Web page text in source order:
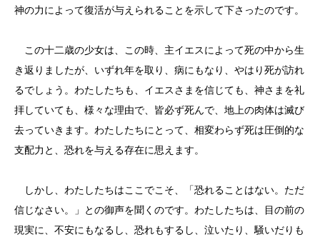
神の力によって復活が与えられることを示して下さったのです。
この十二歳の少女は、この時、主イエスによって死の中から生
き返りましたが、いずれ年を取り、病にもなり、やはり死が訪れ
るでしょう。わたしたちも、イエスさまを信じても、神さまを礼
拝していても、様々な理由で、皆必ず死んで、地上の肉体は滅び
去っていきます。わたしたちにとって、相変わらず死は圧倒的な
支配力と、恐れを与える存在に思えます。
しかし、わたしたちはここでこそ、「恐れることはない。ただ
信じなさい。」との御声を聞くのです。わたしたちは、目の前の
現実に、不安にもなるし、恐れもするし、泣いたり、騒いだりも